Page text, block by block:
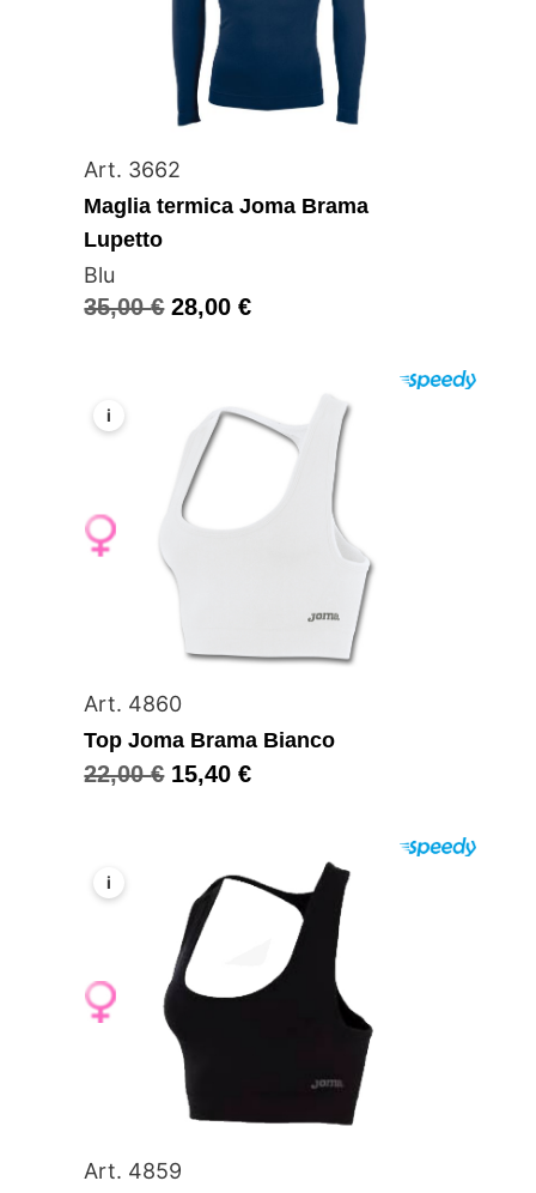
Art. 3662
Maglia termica Joma Brama
Lupetto
Blu
35,00€ 28,00€
i
Art. 4860
Top Joma Brama Bianco
22,00€ 15,40€
i
Art. 4859